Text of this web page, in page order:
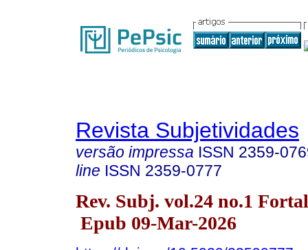
Revista Subjetividades
versão impressa ISSN 2359-
line ISSN 2359-0777
Rev. Subj. vol.24 no.1
Epub 09-Mar-2026